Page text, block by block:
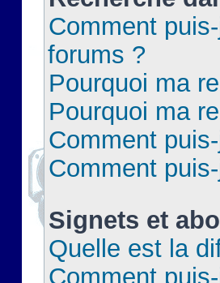
Comment
forums ?
Pourquoi ma
Pourquoi ma
Comment
Comment
Signets et
Quelle est la
Comment